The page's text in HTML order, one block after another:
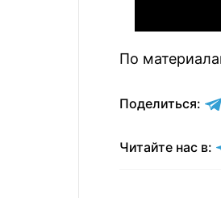
По
Поделиться:
Читайте нас в: